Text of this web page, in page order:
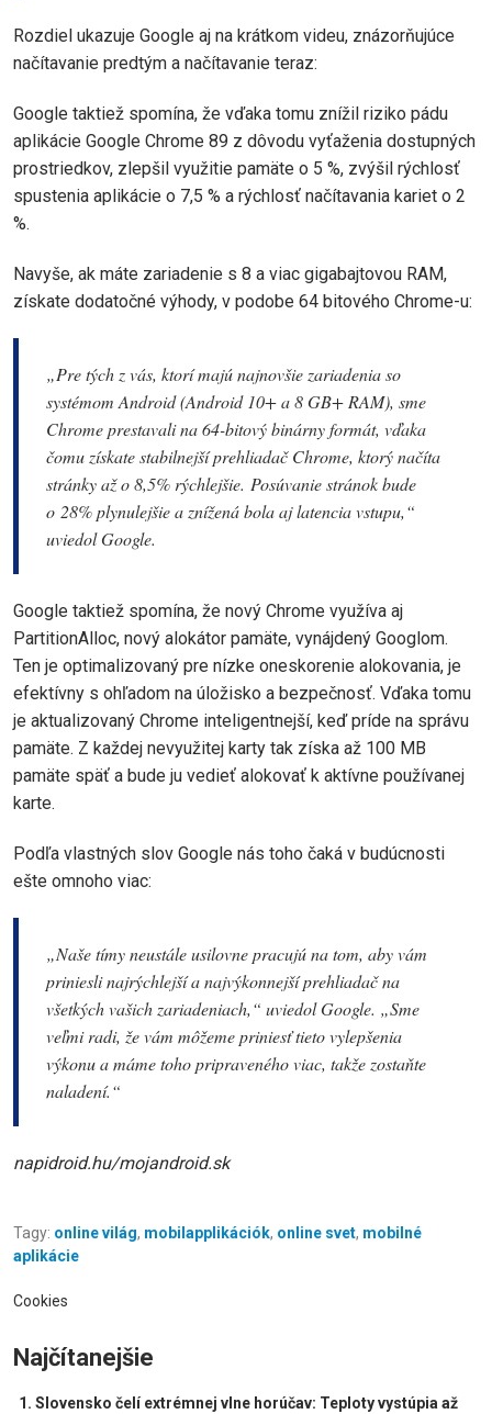
Rozdiel ukazuje Google aj na krátkom videu, znázorňujúce
načítavanie predtým a načítavanie teraz:
Google taktiež spomína, že vďaka tomu znížil riziko pádu
aplikácie Google Chrome 89 z dôvodu vyťaženia dostupných
prostriedkov, zlepšil využitie pamäte o 5 %, zvýšil rýchlosť
spustenia aplikácie o 7,5 % a rýchlosť načítavania kariet o 2
%.
Navyše, ak máte zariadenie s 8 a viac gigabajtovou RAM,
získate dodatočné výhody, v podobe 64 bitového Chrome-u:
„Pre tých z vás, ktorí majú najnovšie zariadenia so
systémom Android (Android 10+ a 8 GB+ RAM), sme
Chrome prestavali na 64-bitový binárny formát, vďaka
čomu získate stabilnejší prehliadač Chrome, ktorý načíta
stránky až o 8,5% rýchlejšie. Posúvanie stránok bude
o 28% plynulejšie a znížená bola aj latencia vstupu,“
uviedol Google.
Google taktiež spomína, že nový Chrome využíva aj
PartitionAlloc, nový alokátor pamäte, vynájdený Googlom.
Ten je optimalizovaný pre nízke oneskorenie alokovania, je
efektívny s ohľadom na úložisko a bezpečnosť. Vďaka tomu
je aktualizovaný Chrome inteligentnejší, keď príde na správu
pamäte. Z každej nevyužitej karty tak získa až 100 MB
pamäte späť a bude ju vedieť alokovať k aktívne používanej
karte.
Podľa vlastných slov Google nás toho čaká v budúcnosti
ešte omnoho viac:
„Naše tímy neustále usilovne pracujú na tom, aby vám
priniesli najrýchlejší a najvýkonnejší prehliadač na
všetkých vašich zariadeniach,“ uviedol Google. „Sme
veľmi radi, že vám môžeme priniesť tieto vylepšenia
výkonu a máme toho pripraveného viac, takže zostaňte
naladení.“
napidroid.hu/mojandroid.sk
Tagy: online világ, mobilapplikációk, online svet, mobilné
aplikácie
Cookies
Najčítanejšie
Slovensko čelí extrémnej vlne horúčav: Teploty vystúpia až